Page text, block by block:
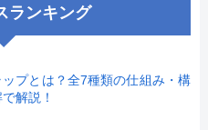
ランキング
プとは？全7種類の仕組み・構
解説！